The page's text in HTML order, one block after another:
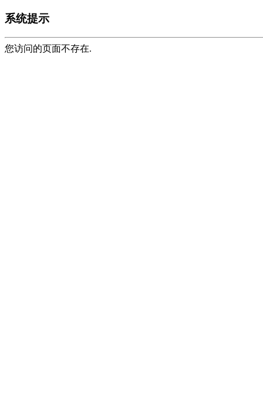
系统提示
您访问的页面不存在.